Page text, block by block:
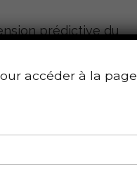
prédictive du
effet, il apparaît
l’exercice
d’ailleurs assez
sur l’allure de la
avec
lorsque l’on
que les sacro-
accéder à la page